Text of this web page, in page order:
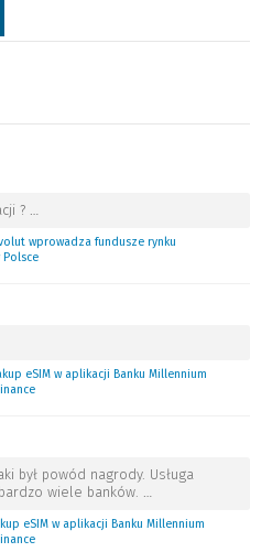
? …
wprowadza fundusze rynku
eSIM w aplikacji Banku Millennium
był powód nagrody. Usługa
wiele banków. …
eSIM w aplikacji Banku Millennium